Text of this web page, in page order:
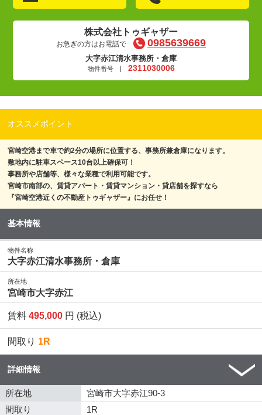
株式会社トゥギャザー
お急ぎの方はお電話で 0985639669
大字赤江清水事務所・倉庫
物件番号 | 2311030006
オススメポイント
宮崎空港まで車で約2分の場所に位置する、事務所兼倉庫になります。
敷地内に駐車スペース10台以上確保可！
事務所や店舗等、様々な業種で利用可能です。
宮崎市南部の、賃貸アパート・賃貸マンション・貸店舗を探すなら
『宮崎空港近くの不動産トゥギャザー』にお任せ！
基本情報
物件名称
大字赤江清水事務所・倉庫
所在地
宮崎市大字赤江
賃料495,000 円 (税込)
間取り 1R
詳細情報
所在地
宮崎市大字赤江90-3
間取り
1R